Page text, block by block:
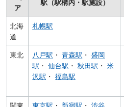
ア
駅（駅構内・駅施設）
北海
道
札幌駅
東北 八戸駅 ・ 青森駅 ・ 盛岡
駅 ・ 仙台駅 ・ 秋田駅 ・ 米
沢駅 ・ 福島駅